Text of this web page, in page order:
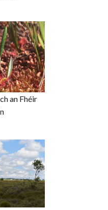
an Fhéir